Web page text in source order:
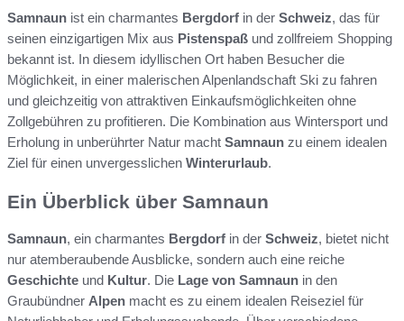
Samnaun ist ein charmantes Bergdorf in der Schweiz, das für
seinen einzigartigen Mix aus Pistenspaß und zollfreiem Shopping
bekannt ist. In diesem idyllischen Ort haben Besucher die
Möglichkeit, in einer malerischen Alpenlandschaft Ski zu fahren
und gleichzeitig von attraktiven Einkaufsmöglichkeiten ohne
Zollgebühren zu profitieren. Die Kombination aus Wintersport und
Erholung in unberührter Natur macht Samnaun zu einem idealen
Ziel für einen unvergesslichen Winterurlaub.
Ein Überblick über Samnaun
Samnaun, ein charmantes Bergdorf in der Schweiz, bietet nicht
nur atemberaubende Ausblicke, sondern auch eine reiche
Geschichte und Kultur. Die Lage von Samnaun in den
Graubündner Alpen macht es zu einem idealen Reiseziel für